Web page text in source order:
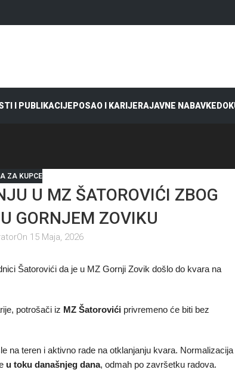
I PUBLIKACIJEPOSAO I KARIJERAJAVNE NABAVKE
ZA KUPCE
U MZ ŠATOROVIĆI ZBOG
GORNJEM ZOVIKU
On 15 Maja, 2026
Šatorovići da je u MZ Gornji Zovik došlo do kvara na
potrošači iz MZ Šatorovići privremeno će biti bez
na teren i aktivno rade na otklanjanju kvara. Normalizacija
u toku današnjeg dana, odmah po završetku radova.